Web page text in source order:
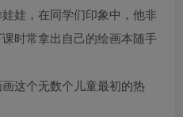
娃，在同学们印象中，他非
时常拿出自己的绘画本随手
这个无数个儿童最初的热